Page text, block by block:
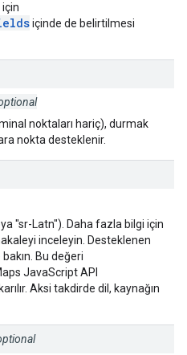
içinde de belirtilmesi
noktaları hariç), durmak
nokta desteklenir.
"sr-Latn"). Daha fazla bilgi için
inceleyin. Desteklenen
bakın. Bu değeri
JavaScript API
Aksi takdirde dil, kaynağın